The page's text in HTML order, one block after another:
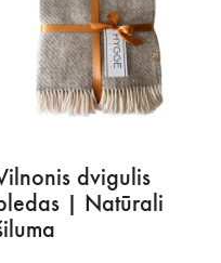
dvigulis
| Natūrali